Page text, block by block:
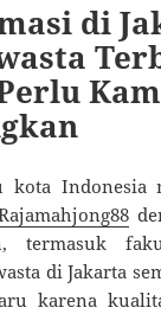
di
kota Indonesia
termasuk
di Jakarta
karena